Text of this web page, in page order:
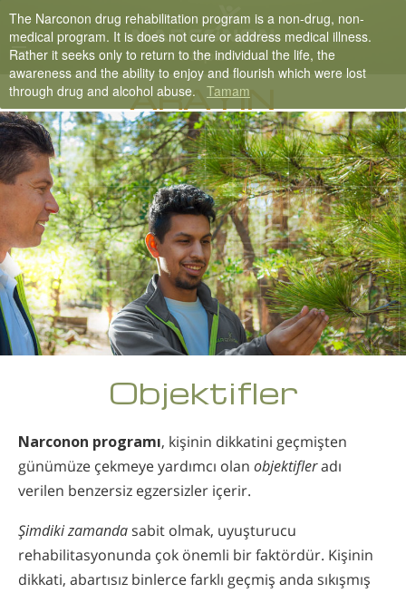
Nepali
English
Czech
Turkish
Tüm Bölgeler/Diller
ARAYIN
Objektifler
Narconon programı, kişinin dikkatini geçmişten
günümüze çekmeye yardımcı olan objektifleradı
verilen benzersiz egzersizler içerir.
Şimdiki zamandasabit olmak, uyuşturucu
rehabilitasyonunda çok önemli bir faktördür. Kişinin
dikkati, abartısız binlerce farklı geçmiş anda sıkışmış
The Narconon drug rehabilitation program is a non-drug, non-
medical program. It is does not cure or address medical illness.
Rather it seeks only to return to the individual the life, the
awareness and the ability to enjoy and flourish which were lost
through drug and alcohol abuse. Tamam